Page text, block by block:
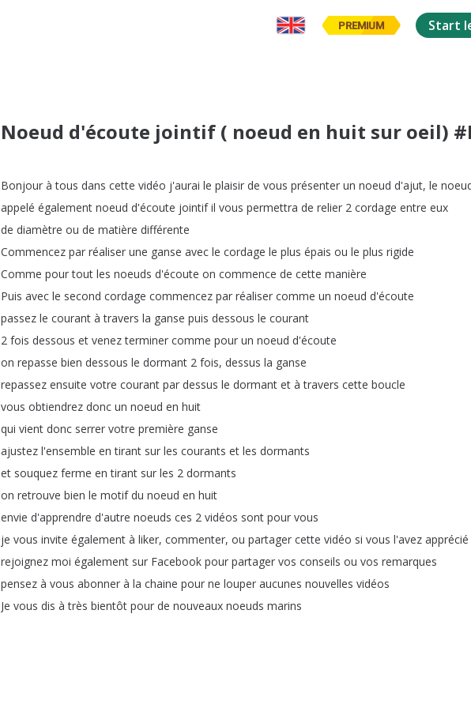
PREMIUM Start
Noeud d'écoute jointif ( noeud en huit sur oeil)
Bonjour à tous dans cette vidéo j'aurai le plaisir de vous présenter un noeud d'ajut, le
appelé également noeud d'écoute jointif il vous permettra de relier 2 cordage entre eux
de diamètre ou de matière différente
Commencez par réaliser une ganse avec le cordage le plus épais ou le plus rigide
Comme pour tout les noeuds d'écoute on commence de cette manière
Puis avec le second cordage commencez par réaliser comme un noeud d'écoute
passez le courant à travers la ganse puis dessous le courant
2 fois dessous et venez terminer comme pour un noeud d'écoute
on repasse bien dessous le dormant 2 fois, dessus la ganse
repassez ensuite votre courant par dessus le dormant et à travers cette boucle
vous obtiendrez donc un noeud en huit
qui vient donc serrer votre première ganse
ajustez l'ensemble en tirant sur les courants et les dormants
et souquez ferme en tirant sur les 2 dormants
on retrouve bien le motif du noeud en huit
envie d'apprendre d'autre noeuds ces 2 vidéos sont pour vous
je vous invite également à liker, commenter, ou partager cette vidéo si vous l'avez apprécié
rejoignez moi également sur Facebook pour partager vos conseils ou vos remarques
pensez à vous abonner à la chaine pour ne louper aucunes nouvelles vidéos
Je vous dis à très bientôt pour de nouveaux noeuds marins